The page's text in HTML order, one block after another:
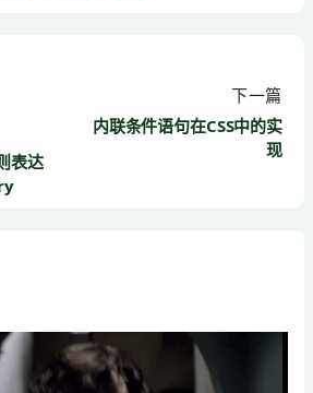
表达
下一篇
内联条件语句在CSS中的实
现